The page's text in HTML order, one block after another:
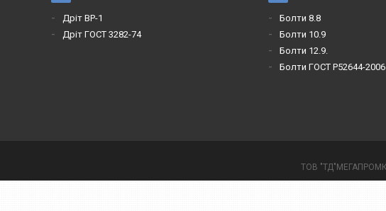
Дріт ВР-1
Дріт ГОСТ 3282-74
Болти 8.8
Болти 10.9
Болти 12.9.
Болти ГОСТ Р52644-2006